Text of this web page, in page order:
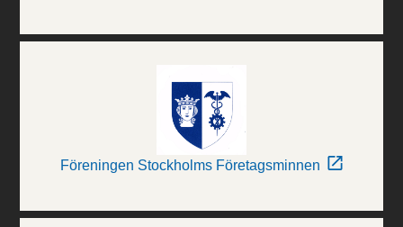
Föreningen Stockholms Företagsminnen